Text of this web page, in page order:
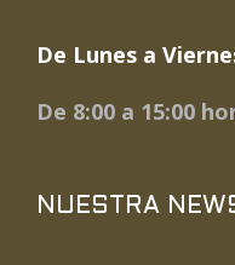
De Lunes a
De 8:00 a 15:00
NUESTRA